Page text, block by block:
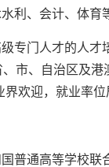
利、会计、体育
专门人才的人
市、自治区及
欢迎，就业率位
普通高等学校联